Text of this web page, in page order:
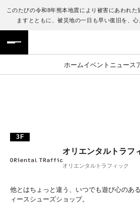
このたびの令和8年熊本地震により被害にあわれ
ますとともに、被災地の一日も早い復旧を、心
ホームイベント ニュース
フロアガイド
施設案内・アクセス
PARCOメンバーズ
ENGLISH
繁体字
3F
オリエンタルトラフ
オリエンタルトラフィック
他とはちょっと違う、いつでも遊び心のあ
ィースシューズショップ。